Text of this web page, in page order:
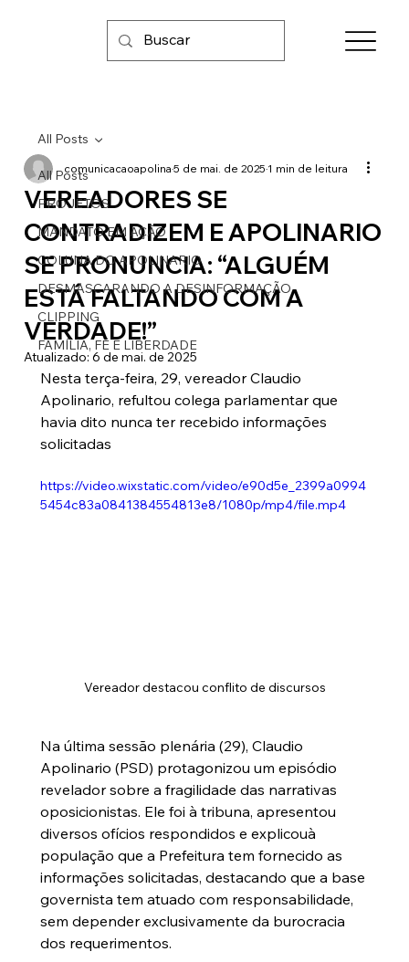
All Posts
PROJETOS
MANDATO EM AÇÃO
COLUNA DO APOLINARIO
DESMASCARANDO A DESINFORMAÇÃO
CLIPPING
FAMÍLIA, FÉ E LIBERDADE
All Posts
VEREADORES SE
CONTRADIZEM E APOLINARIO
SE PRONUNCIA: “ALGUÉM
ESTÁ FALTANDO COM A
VERDADE!”
comunicacaoapolina5 de mai. de 20251 min de leitura
Atualizado:6 de mai. de 2025
Nesta terça-feira, 29, vereador Claudio
Apolinario, refultou colega parlamentar que
havia dito nunca ter recebido informações
solicitadas
https://video.wixstatic.com/video/e90d5e_2399a0994
5454c83a0841384554813e8/1080p/mp4/file.mp4
Vereador destacou conflito de discursos
Na última sessão plenária (29), Claudio
Apolinario (PSD) protagonizou um episódio
revelador sobre a fragilidade das narrativas
oposicionistas. Ele foi à tribuna, apresentou
diversos ofícios respondidos e explicouà
população que a Prefeitura tem fornecido as
informações solicitadas, destacando que a base
governista tem atuado com responsabilidade,
sem depender exclusivamente da burocracia
dos requerimentos.